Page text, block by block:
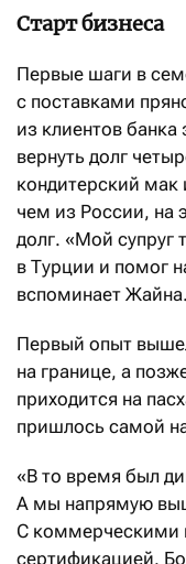
Старт бизнеса
Первые шаги в
с поставками
из клиентов
вернуть долг
кондитерский
чем из России, на
долг. «Мой супруг
в Турции и помог
вспоминает Жайна.
Первый опыт
на границе, а
приходится на
пришлось самой
«В то время был
А мы напрямую
С коммерческими
сертификацией.